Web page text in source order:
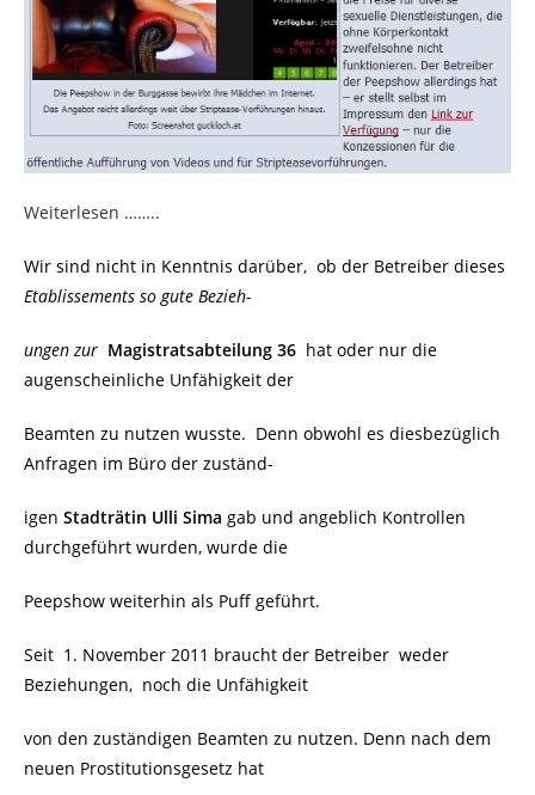
Weiterlesen ……..
Wir sind nicht in Kenntnis darüber, ob der Betreiber dieses
Etablissements so gute Bezieh-
ungen zur Magistratsabteilung 36 hat oder nur die
augenscheinliche Unfähigkeit der
Beamten zu nutzen wusste. Denn obwohl es diesbezüglich
Anfragen im Büro der zuständ-
igen Stadträtin Ulli Sima gab und angeblich Kontrollen
durchgeführt wurden, wurde die
Peepshow weiterhin als Puff geführt.
Seit 1. November 2011 braucht der Betreiber weder
Beziehungen, noch die Unfähigkeit
von den zuständigen Beamten zu nutzen. Denn nach dem
neuen Prostitutionsgesetz hat